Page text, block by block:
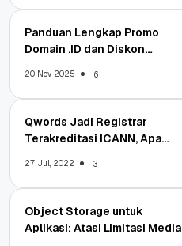
Panduan Lengkap Promo
Domain .ID dan Diskon
20 Nov, 2025 6
Qwords Jadi Registrar
Terakreditasi ICANN, Apa
27 Jul, 2022 3
Object Storage untuk
Aplikasi: Atasi Limitasi Media